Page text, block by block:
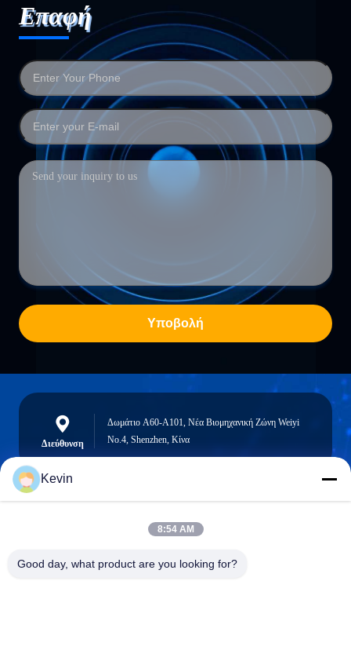
Επαφή
Υποβολή
Διεύθυνση
Δωμάτιο A60-A101, Νέα Βιομηχανική Ζώνη Weiyi
No.4, Shenzhen, Κίνα
info@seethrulcd.com
Kevin
8:54 AM
Good day, what product are you looking for?